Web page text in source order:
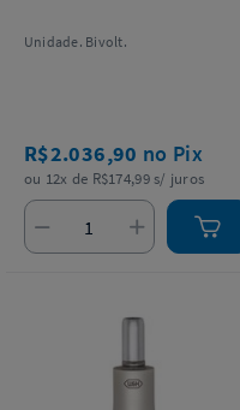
Unidade. Bivolt.
R$2.036,90 no Pix
ou 12x de R$174,99 s/ juros